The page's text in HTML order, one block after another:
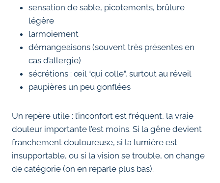
sensation de sable, picotements, brûlure
légère
larmoiement
démangeaisons (souvent très présentes en
cas d’allergie)
sécrétions : œil “qui colle”, surtout au réveil
paupières un peu gonflées
Un repère utile : l’inconfort est fréquent, la vraie
douleur importante l’est moins. Si la gêne devient
franchement douloureuse, si la lumière est
insupportable, ou si la vision se trouble, on change
de catégorie (on en reparle plus bas).